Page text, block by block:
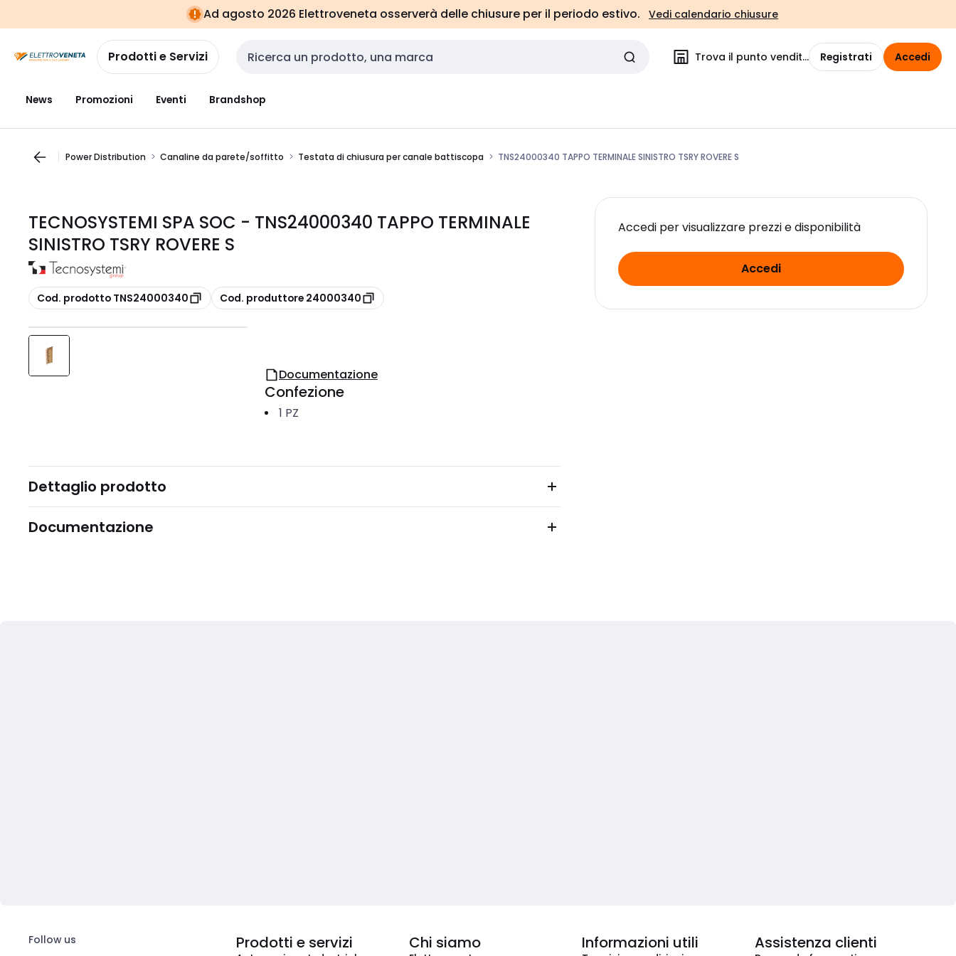
navigazionealla
pagina
Ad agosto 2026 Elettroveneta osserverà delle chiusure per il periodo estivo. Vedi calendario chiusure
Prodotti e Servizi Cerca input Trova il punto vendita Registrati Accedi
News Promozioni Eventi Brandshop
Power Distribution Canaline da parete/soffitto Testata di chiusura per canale battiscopa TNS24000340 TAPPO TERMINALE SINISTRO TSRY ROVERE S
TECNOSYSTEMI SPA SOC - TNS24000340 TAPPO TERMINALE
SINISTRO TSRY ROVERE S
copia
Cod. prodotto TNS24000340 copia
Cod. produttore 24000340
Accedi per visualizzare prezzi e disponibilità
Accedi
Documentazione
Confezione
1 PZ
Dettaglio prodotto
Documentazione
Follow us Prodotti e servizi Chi siamo Informazioni utili Assistenza clienti